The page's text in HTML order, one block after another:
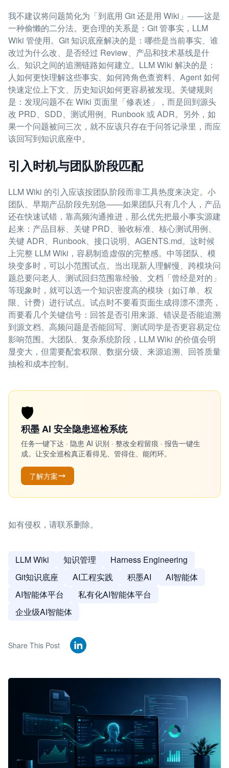
我不建议将问题简化为「到底用 Git 还是用 Wiki」——这是
一种偷懒的二分法。更合理的关系是：Git 管事实，LLM
Wiki 管使用。Git 知识底座解决的是：哪些是当前事实、谁
改过为什么改、是否经过 Review、产品和技术基线是什
么、知识之间的追溯链路如何建立。LLM Wiki 解决的是：
人如何更快理解这些事实、如何跨角色查资料、Agent 如何
快速定位上下文、历史知识如何更容易被发现。关键规则
是：发现问题不在 Wiki 页面里「修表述」，而是回到源头
改 PRD、SDD、测试用例、Runbook 或 ADR。另外，如
果一个问题被问三次，就不应该只存在于问答记录里，而应
该回写到知识底座中。
引入时机与团队阶段匹配
LLM Wiki 的引入应该按团队阶段而非工具热度来决定。小
团队、早期产品阶段先别急——如果团队只有几个人，产品
还在快速试错，靠高频沟通推进，那么优先把最小事实源建
起来：产品目标、关键 PRD、验收标准、核心测试用例、
关键 ADR、Runbook、接口说明、AGENTS.md。这时候
上完整 LLM Wiki，容易制造虚假的完整感。中等团队、模
块变多时，可以小范围试点。当出现新人理解慢、跨模块问
题总要问老人、测试回归范围靠经验、文档「曾经是对的」
等现象时，就可以选一个知识密度高的模块（如订单、权
限、计费）进行试点。试点时不要看页面生成得漂不漂亮，
而要看几个关键信号：回答是否引用来源、错误是否能追溯
到源文档、高频问题是否能回写、测试同学是否更容易定位
影响范围。大团队、复杂系统阶段，LLM Wiki 的价值会明
显变大，但需要配套权限、数据分级、来源追溯、回答质量
抽检和成本控制。
🛡️
积墨 AI 安全隐患巡检系统
任务一键下达 · 隐患 AI 识别 · 整改全程留痕 · 报告一键生
成。让安全巡检真正看得见、管得住、能闭环。
了解方案
如有侵权，请联系删除。
LLM Wiki 知识管理
Harness Engineering
Git知识底座
AI工程实践 积墨AI
AI智能体
AI智能体平台
私有化AI智能体平台
企业级AI智能体
Share This Post